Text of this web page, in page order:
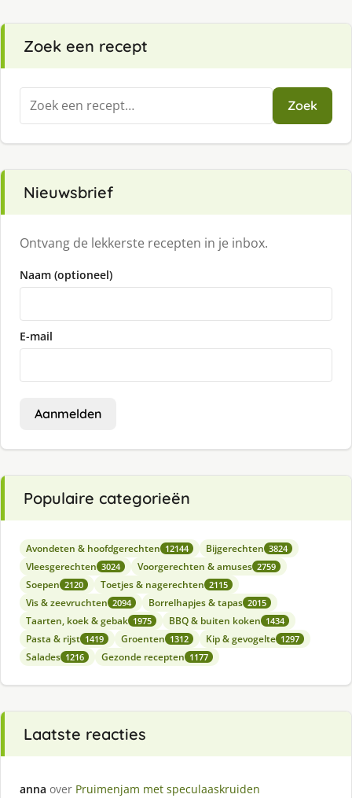
Zoek een recept
Zoeken
naar:
Zoek
Nieuwsbrief
Ontvang de lekkerste recepten in je inbox.
Naam (optioneel)
E-mail
Aanmelden
Populaire categorieën
Avondeten & hoofdgerechten 12144 Bijgerechten 3824
Vleesgerechten 3024 Voorgerechten & amuses 2759
Soepen 2120 Toetjes & nagerechten 2115
Vis & zeevruchten 2094 Borrelhapjes & tapas 2015
Taarten, koek & gebak 1975 BBQ & buiten koken 1434
Pasta & rijst 1419 Groenten 1312 Kip & gevogelte 1297
Salades 1216 Gezonde recepten 1177
Laatste reacties
anna over Pruimenjam met speculaaskruiden